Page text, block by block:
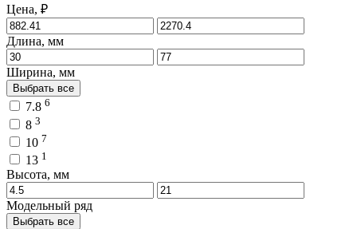
Цена, ₽
Длина, мм
Ширина, мм
Выбрать все
7.8 6
8 3
10 7
13 1
Высота, мм
Модельный ряд
Выбрать все